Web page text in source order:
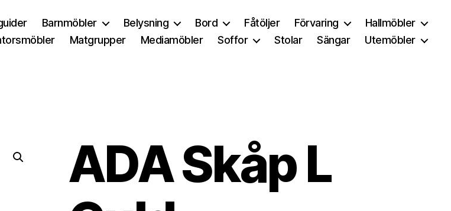
Barnmöbler Belysning Bord Fåtöljer Förvaring
Hallmöbler
Matgrupper Mediamöbler Soffor Stolar Sängar Utemöbler
ADA Skåp L